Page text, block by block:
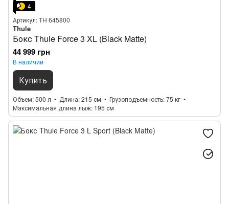
4
Артикул: TH 645800
Thule
Бокс Thule Force 3 XL (Black Matte)
44 999 грн
В наличии
Купить
Объем 500 л Длина 215 см Грузоподъемность 75 кг
Максимальная длина лыж 195 см